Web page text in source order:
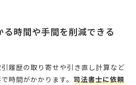
る時間や手間を削減できる
履歴の取り寄せや引き直し計算など
時間がかかります。 司法書士に依頼